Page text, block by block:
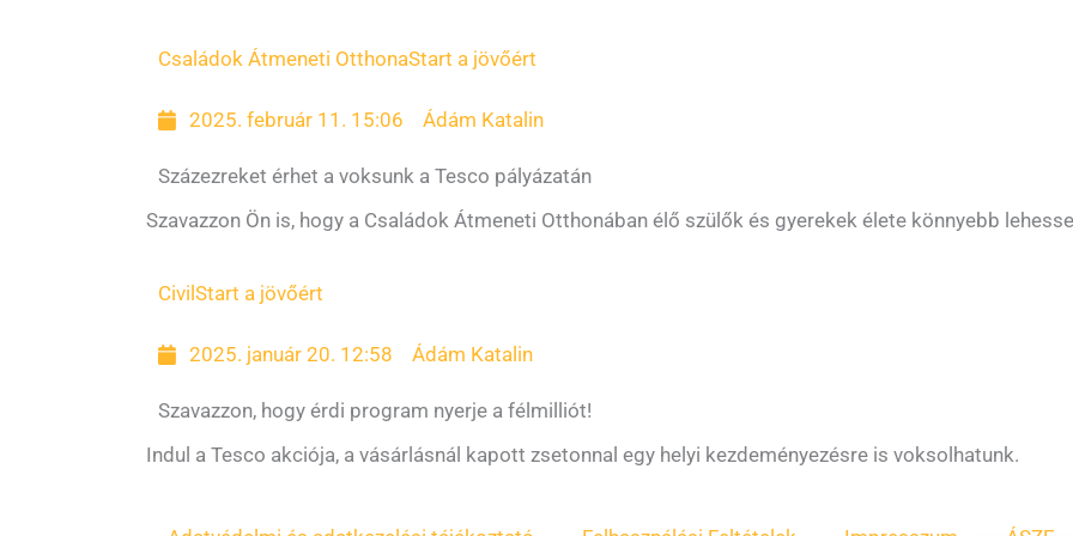
Családok Átmeneti OtthonaStart a jövőért
2025. február 11. 15:06 Ádám Katalin
Százezreket érhet a voksunk a Tesco pályázatán
Szavazzon Ön is, hogy a Családok Átmeneti Otthonában élő szülők és gyerekek élete könnyebb
Civil Start a jövőért
2025. január 20. 12:58 Ádám Katalin
Szavazzon, hogy érdi program nyerje a félmilliót!
Indul a Tesco akciója, a vásárlásnál kapott zsetonnal egy helyi kezdeményezésre is voksolhatunk.